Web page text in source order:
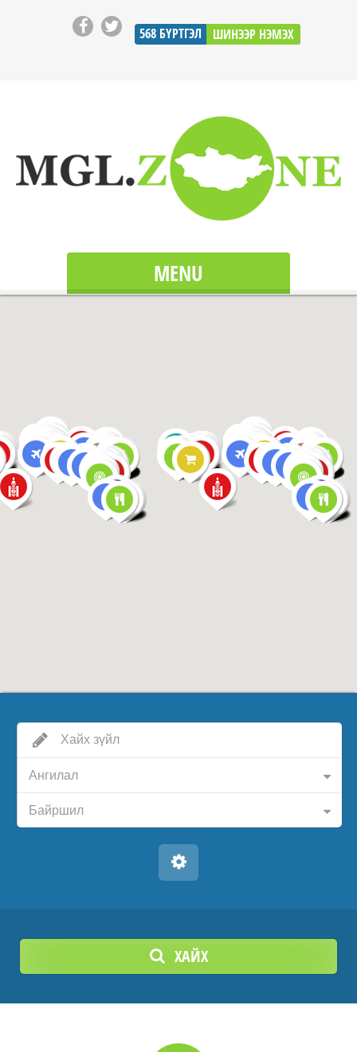
568 БҮРТГЭЛ ШИНЭЭР НЭМЭХ
MENU
Ангилал
Байршил
ХАЙХ